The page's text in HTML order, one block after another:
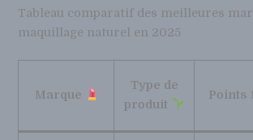
Tableau comparatif des meilleures
maquillage naturel en 2025
Marque
Type de
produit
Points